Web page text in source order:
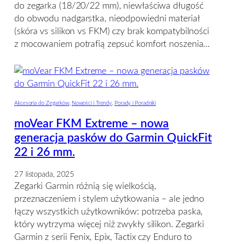
do zegarka (18/20/22 mm), niewłaściwa długość
do obwodu nadgarstka, nieodpowiedni materiał
(skóra vs silikon vs FKM) czy brak kompatybilności
z mocowaniem potrafią zepsuć komfort noszenia…
Akcesoria do Zegarków, Nowości i Trendy Porady i Poradniki
moVear FKM Extreme – nowa
generacja pasków do Garmin QuickFit
22 i 26 mm.
27 listopada, 2025
Zegarki Garmin różnią się wielkością,
przeznaczeniem i stylem użytkowania – ale jedno
łączy wszystkich użytkowników: potrzeba paska,
który wytrzyma więcej niż zwykły silikon. Zegarki
Garmin z serii Fenix, Epix, Tactix czy Enduro to